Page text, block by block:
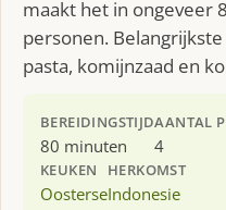
maakt het in ongeveer
personen.
pasta, komijnzaad en
BEREIDINGSTIJD
80 minuten
AANTAL
4
KEUKEN
Oosterse
HERKOMST
Indonesie